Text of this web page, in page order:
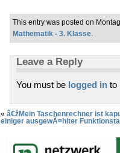
This entry was posted on
Mathematik - 3. Klasse.
Leave a Reply
You must be logged in to
« â€žMein Taschenrechner ist
einiger ausgewÃ¤hlter